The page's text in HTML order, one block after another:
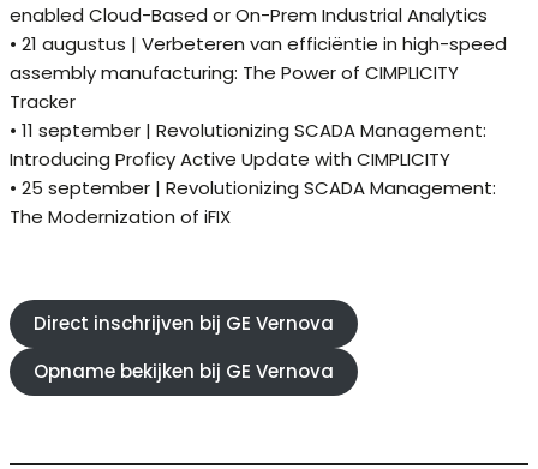
enabled Cloud-Based or On-Prem Industrial Analytics
• 21 augustus | Verbeteren van efficiëntie in high-speed
assembly manufacturing: The Power of CIMPLICITY
Tracker
• 11 september | Revolutionizing SCADA Management:
Introducing Proficy Active Update with CIMPLICITY
• 25 september | Revolutionizing SCADA Management:
The Modernization of iFIX
Direct inschrijven bij GE Vernova
Opname bekijken bij GE Vernova